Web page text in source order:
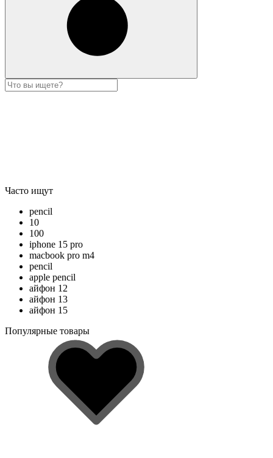
Часто ищут
pencil
10
100
iphone 15 pro
macbook pro m4
pencil
apple pencil
айфон 12
айфон 13
айфон 15
Популярные товары